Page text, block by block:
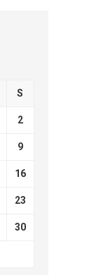
S
2
9
16
23
30